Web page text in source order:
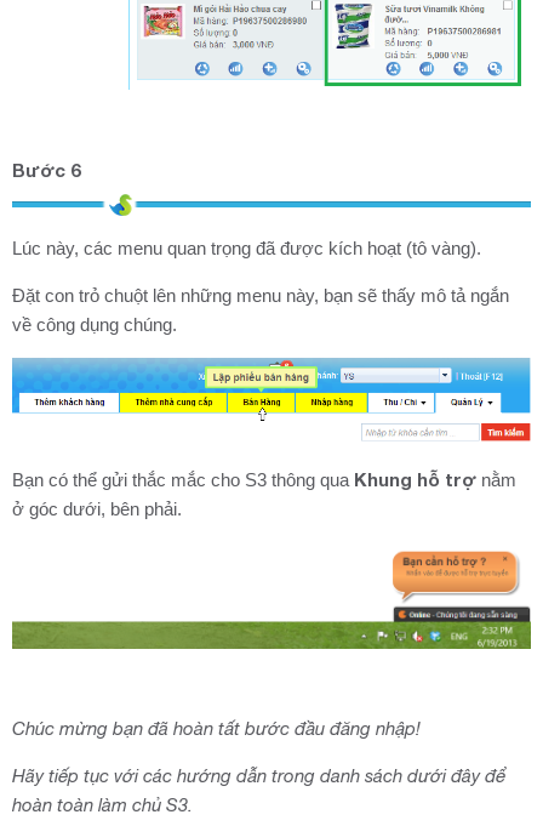
Bước 6
Lúc này, các menu quan trọng đã được kích hoạt (tô vàng).
Đặt con trỏ chuột lên những menu này, bạn sẽ thấy mô tả ngắn
về công dụng chúng.
Bạn có thể gửi thắc mắc cho S3 thông qua Khung hỗ trợ nằm
ở góc dưới, bên phải.
Chúc mừng bạn đã hoàn tất bước đầu đăng nhập!
Hãy tiếp tục với các hướng dẫn trong danh sách dưới đây để
hoàn toàn làm chủ S3.